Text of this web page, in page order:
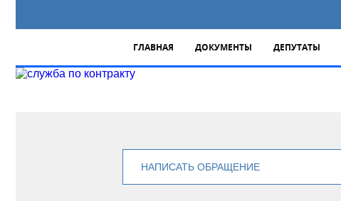
ГЛАВНАЯ ДОКУМЕНТЫ ДЕПУТАТЫ
НАПИСАТЬ ОБРАЩЕНИЕ